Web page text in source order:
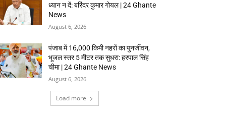
ध्यान न दें: बरिंदर कुमार गोयल | 24 Ghante
News
August 6, 2026
पंजाब में 16,000 किमी नहरों का पुनर्जीवन,
भूजल स्तर 5 मीटर तक सुधरा: हरपाल सिंह
चीमा | 24 Ghante News
August 6, 2026
Load more